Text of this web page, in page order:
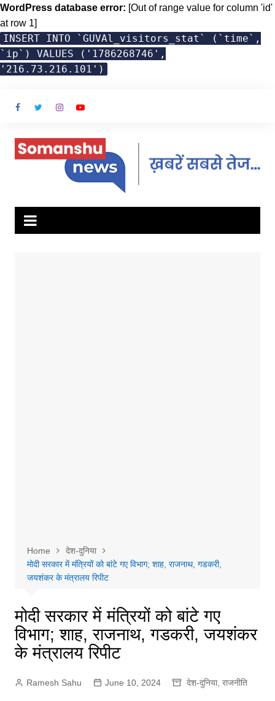
WordPress database error: [Out of range value for column 'id'
at row 1]
INSERT INTO `GUVAl_visitors_stat` (`time`,
`ip`) VALUES ('1786268746',
'216.73.216.101')
Home
देश-दुनिया
मोदी सरकार में मंत्रियों को बांटे गए विभाग; शाह, राजनाथ, गडकरी,
जयशंकर के मंत्रालय रिपीट
मोदी सरकार में मंत्रियों को बांटे गए
विभाग; शाह, राजनाथ, गडकरी, जयशंकर
के मंत्रालय रिपीट
Ramesh Sahu June 10, 2024 देश-दुनिया, राजनीति